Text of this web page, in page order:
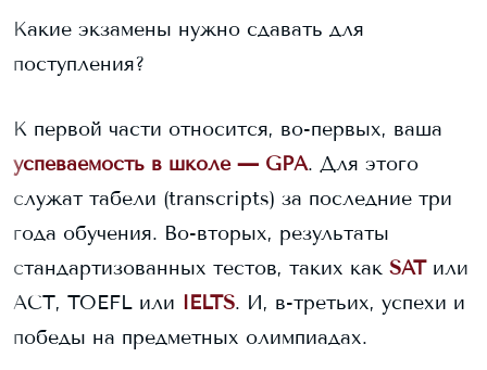
Какие экзамены нужно сдавать для
поступления?
К первой части относится, во-первых, ваша
успеваемость в школе — GPA. Для этого
служат табели (transcripts) за последние три
года обучения. Во-вторых, результаты
стандартизованных тестов, таких как SAT или
ACT, TOEFL или IELTS. И, в-третьих, успехи и
победы на предметных олимпиадах.